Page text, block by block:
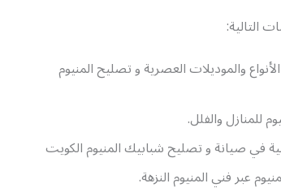
التالية:
والموديلات العصرية و تصليح المنيوم
للمنازل والفلل.
في صيانة و تصليح شبابيك المنيوم الكويت
عبر فني المنيوم النزهة.